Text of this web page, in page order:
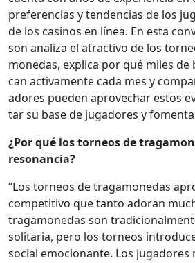
pref­er­en­cias y ten­den­cias de los
de los casi­nos en línea. En esta
son anal­iza el atrac­ti­vo de los
monedas, expli­ca por qué miles
can acti­va­mente cada mes y
adores pueden aprovechar estos
tar su base de jugadores y
¿Por qué los tor­neos de
res­o­nan­cia?
“Los tor­neos de trag­a­monedas
com­pet­i­ti­vo que tan­to ado­ran
trag­a­monedas son
soli­taria, pero los tor­neos
social emo­cio­nante. Los